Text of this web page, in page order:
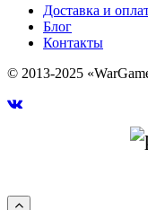
Доставка и
Блог
Контакты
© 2013-2025